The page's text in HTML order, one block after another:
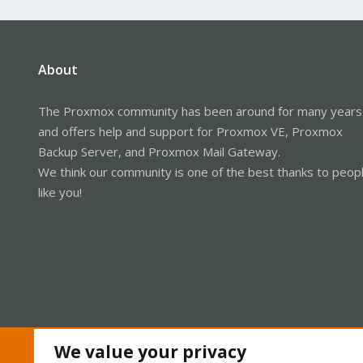
About
The Proxmox community has been around for many years
and offers help and support for Proxmox VE, Proxmox
Backup Server, and Proxmox Mail Gateway.
We think our community is one of the best thanks to
like you!
We value your privacy